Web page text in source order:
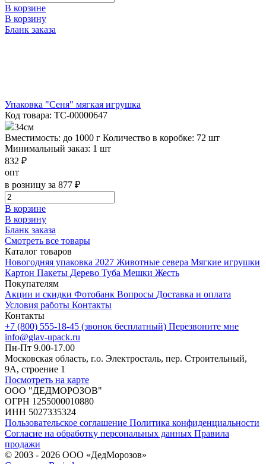
В корзине
В корзину
Бланк заказа
Упаковка "Сеня" мягкая игрушка
Код товара: ТС-00000647
34см
Вместимость: до 1000 г Количество в коробке: 72 шт
Минимальный заказ: 1 шт
832 ₽
опт
в розницу за 877 ₽
В корзине
В корзину
Бланк заказа
Смотреть все товары
Каталог товаров
Новогодняя упаковка 2027 Животные севера Мягкие игрушки
Картон Пакеты Дерево Туба Мешки Жесть
Покупателям
Акции и скидки Фотобанк Вопросы Доставка и оплата
Условия работы Контакты
Контакты
+7 (800) 555-18-45 (звонок бесплатный) Перезвоните мне
info@glav-upack.ru
Пн-Пт 9.00-17.00
Московская область, г.о. Электросталь, пер. Строительный,
9А, строение 1
Посмотреть на карте
ООО "ДЕДМОРОЗОВ"
ОГРН 1255000010880
ИНН 5027335324
Пользовательское соглашение Политика конфиденциальности
Согласие на обработку персональных данных Правила
продажи
© 2003 - 2026 ООО «ДедМорозов»